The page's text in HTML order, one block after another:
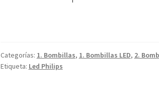
Categorías: 1. Bombillas, 1. Bombillas LED, 2.
Etiqueta: Led Philips